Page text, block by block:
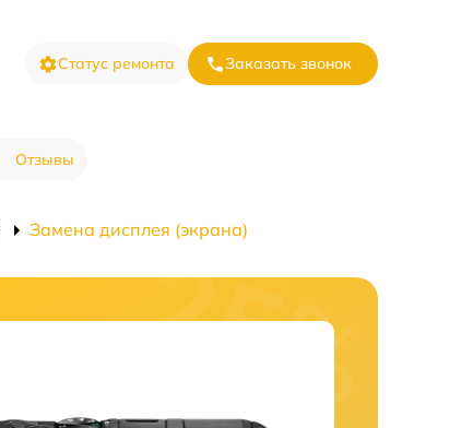
Статус ремонта Заказать звонок
Отзывы
Замена дисплея (экрана)